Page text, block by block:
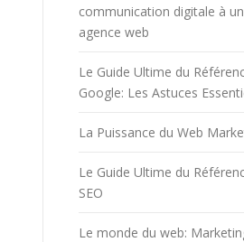
communication digitale à
agence web
Le Guide Ultime du
Google: Les Astuces
La Puissance du Web
Le Guide Ultime du
SEO
Le monde du web: